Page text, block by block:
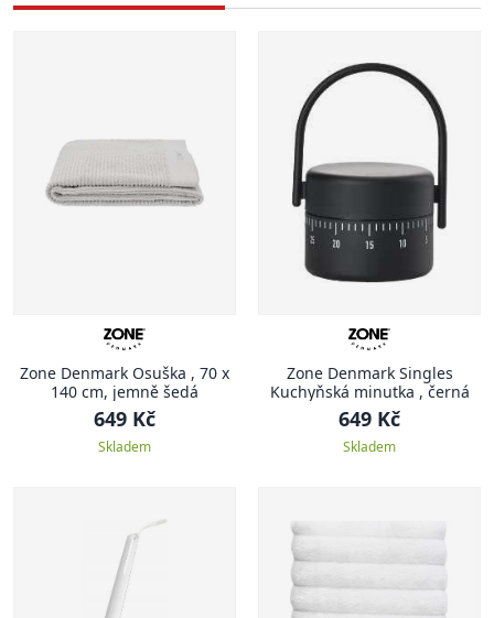
Zone Denmark Osuška , 70 x
140 cm, jemně šedá
649 Kč
Skladem
Zone Denmark Singles
Kuchyňská minutka , černá
649 Kč
Skladem